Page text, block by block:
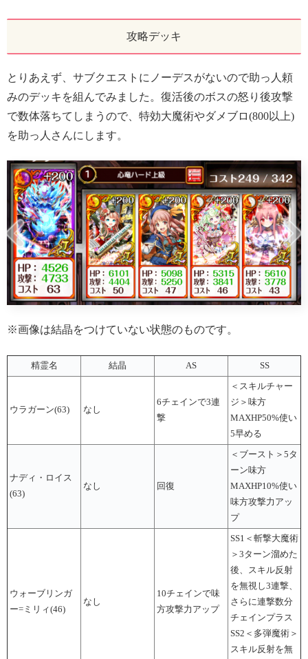
攻略デッキ
とりあえず、サブクエストにノーデスがないので助っ人頼
みのデッキを組んでみました。復活後のボスの怒り後攻撃
で数体落ちてしまうので、特効大魔術やダメブロ(800以上)
を助っ人さんにします。
※画像は結晶をつけていない状態のものです。
精霊名 結晶 AS SS
ウラガーン(63) なし
6チェインで3連
撃
＜スキルチャー
ジ＞味方
MAXHP50%使い
5早める
ナディ・ロイス
(63)
なし 回復
＜ブースト＞5タ
ーン味方
MAXHP10%使い
味方攻撃力アッ
プ
ウォーブリンガ
ー=ミリィ(46)
なし
10チェインで味
方攻撃力アップ
SS1＜斬撃大魔術
＞3ターン溜めた
後、スキル反射
を無視し3連撃、
さらに連撃数分
チェインプラス
SS2＜多弾魔術＞
スキル反射を無